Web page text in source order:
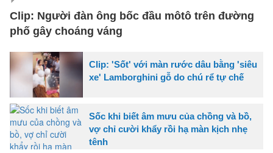
Clip: Người đàn ông bốc đầu môtô trên đường
phố gây choáng váng
Clip: 'Sốt' với màn rước dâu bằng 'siêu
xe' Lamborghini gỗ do chú rể tự chế
Sốc khi biết âm mưu của chồng và bồ,
vợ chỉ cười khẩy rồi hạ màn kịch nhẹ
tênh